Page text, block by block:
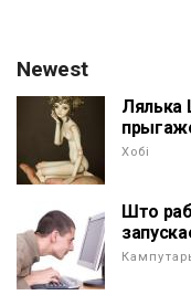
Newest
Лялька
Хобі
Што